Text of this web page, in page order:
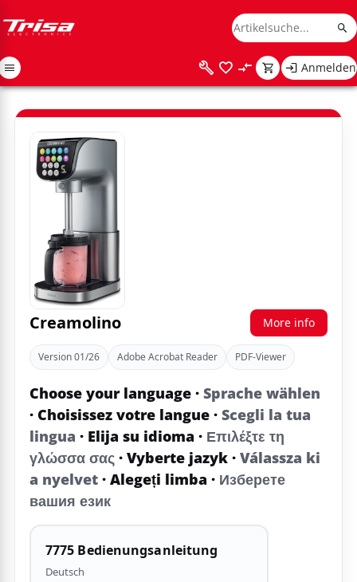
Anmelden
Creamolino More info
Version 01/26 Adobe Acrobat Reader PDF-Viewer
Choose your language· Sprache wählen
· Choisissez votre langue· Scegli la tua
lingua · Elija su idioma · Επιλέξτε τη
γλώσσα σας· Vyberte jazyk· Válassza ki
a nyelvet· Alegeți limba · Изберете
вашия език
7775 Bedienungsanleitung
Deutsch